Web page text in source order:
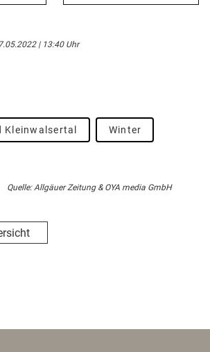
| 13:40 Uhr
Winter
Quelle: Allgäuer Zeitung & OYA media GmbH